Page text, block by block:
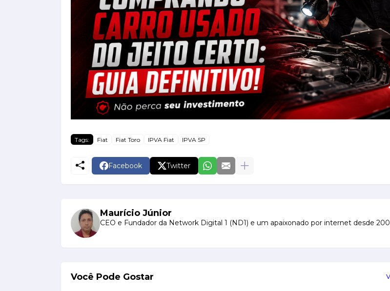
Tags: Fiat Fiat Toro IPVA Fiat IPVA SP
Facebook Twitter
Maurício Júnior
CEO e Fundador da Network Digital 1 (ND1) e um apaixonado por internet desde
Você Pode Gostar